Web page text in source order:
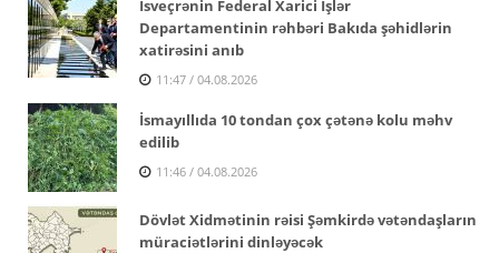
İsveçrənin Federal Xarici İşlər
Departamentinin rəhbəri Bakıda şəhidlərin
xatirəsini anıb
11:47 / 04.08.2026
İsmayıllıda 10 tondan çox çətənə kolu məhv
edilib
11:46 / 04.08.2026
Dövlət Xidmətinin rəisi Şəmkirdə vətəndaşların
müraciətlərini dinləyəcək